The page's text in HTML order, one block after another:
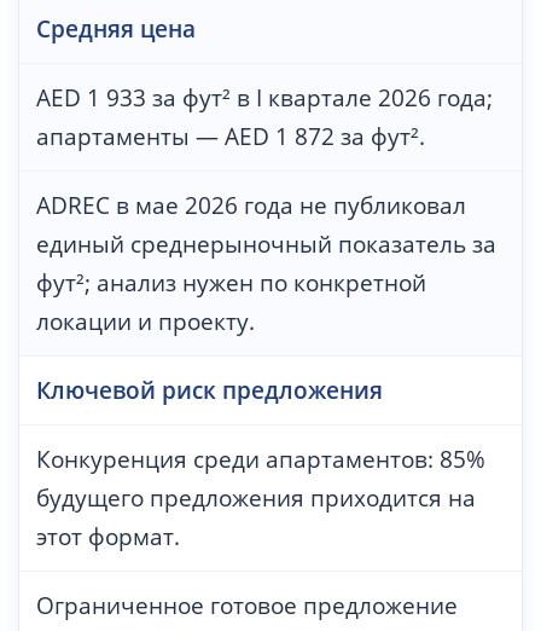
Средняя цена
AED 1 933 за фут² в I квартале 2026 года;
апартаменты — AED 1 872 за фут².
ADREC в мае 2026 года не публиковал
единый среднерыночный показатель за
фут²; анализ нужен по конкретной
локации и проекту.
Ключевой риск предложения
Конкуренция среди апартаментов: 85%
будущего предложения приходится на
этот формат.
Ограниченное готовое предложение